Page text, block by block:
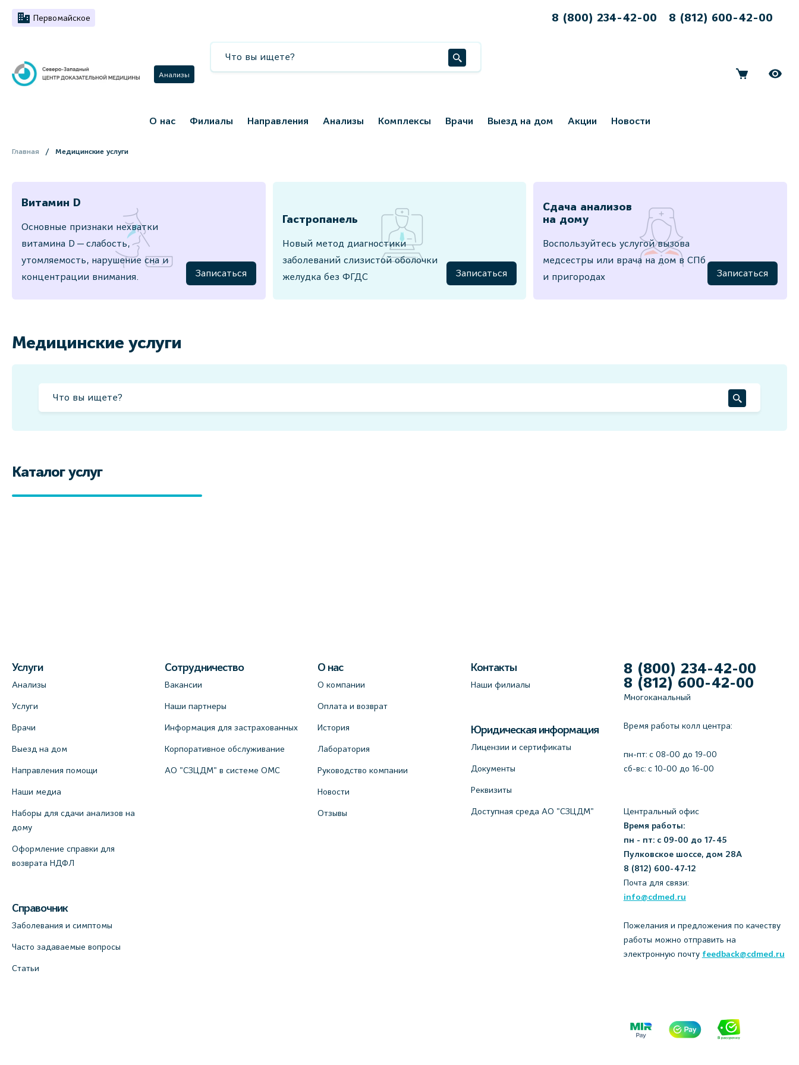
Первомайское 8 (800) 234-42-00 8 (812) 600-42-00
Анализы
О нас Филиалы Направления Анализы Комплексы Врачи Выезд на дом Акции Новости
Главная Медицинские услуги
Витамин D
Основные признаки нехватки
витамина D — слабость,
утомляемость, нарушение сна и
концентрации внимания.
Записаться
Гастропанель
Новый метод диагностики
заболеваний слизистой оболочки
желудка без ФГДС
Записаться
Сдача анализов
на дому
Воспользуйтесь услугой вызова
медсестры или врача на дом в СПб
и пригородах
Записаться
Медицинские услуги
Каталог услуг
Услуги
Анализы
Услуги
Врачи
Выезд на дом
Направления помощи
Наши медиа
Наборы для сдачи анализов на
дому
Оформление справки для
возврата НДФЛ
Справочник
Заболевания и симптомы
Часто задаваемые вопросы
Статьи
Сотрудничество
Вакансии
Наши партнеры
Информация для застрахованных
Корпоративное обслуживание
АО "СЗЦДМ" в системе ОМС
О нас
О компании
Оплата и возврат
История
Лаборатория
Руководство компании
Новости
Отзывы
Контакты
Наши филиалы
Юридическая информация
Лицензии и сертификаты
Документы
Реквизиты
Доступная среда АО "СЗЦДМ"
8 (800) 234-42-00
8 (812) 600-42-00
Многоканальный
Время работы колл центра:
пн-пт: c 08-00 до 19-00
сб-вс: с 10-00 до 16-00
Центральный офис
Время работы:
пн - пт: с 09-00 до 17-45
Пулковское шоссе, дом 28А
8 (812) 600-47-12
Почта для связи:
info@cdmed.ru
Пожелания и предложения по качеству
работы можно отправить на
электронную почту feedback@cdmed.ru